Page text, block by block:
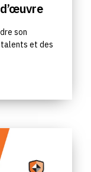
son
et des